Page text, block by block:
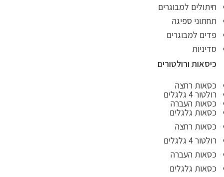
חיתולים למבוגרים
תחתוני ספיגה
פדים למבוגרים
סדיניות
כיסאות ורולטורים
כסאות רחצה
רולטור 4 גלגלים
כסאות העברה
כסאות גלגלים
כסאות רחצה
רולטור 4 גלגלים
כסאות העברה
כסאות גלגלים